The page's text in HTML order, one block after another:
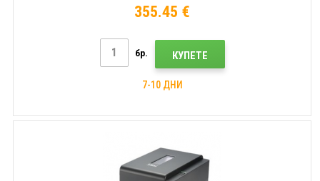
комплект (USB)
355.45 €
бр. КУПЕТЕ
7-10 ДНИ